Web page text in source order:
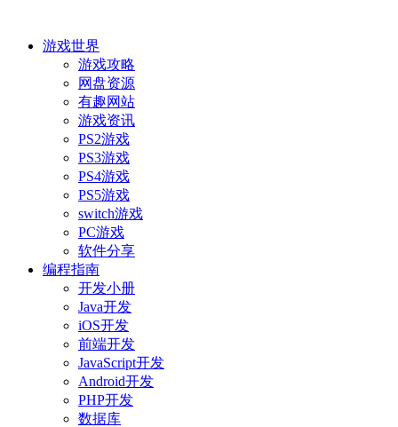
游戏世界
游戏攻略
网盘资源
有趣网站
游戏资讯
PS2游戏
PS3游戏
PS4游戏
PS5游戏
switch游戏
PC游戏
软件分享
编程指南
开发小册
Java开发
iOS开发
前端开发
JavaScript开发
Android开发
PHP开发
数据库